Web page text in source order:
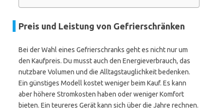
Preis und Leistung von Gefrierschränken
Bei der Wahl eines Gefrierschranks geht es nicht nur um
den Kaufpreis. Du musst auch den Energieverbrauch, das
nutzbare Volumen und die Alltagstauglichkeit bedenken.
Ein günstiges Modell kostet weniger beim Kauf. Es kann
aber höhere Stromkosten haben oder weniger Komfort
bieten. Ein teureres Gerät kann sich über die Jahre rechnen.